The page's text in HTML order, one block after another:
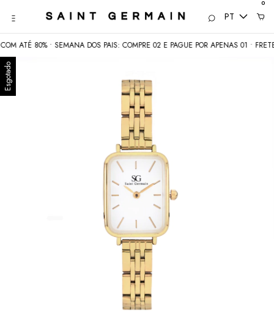
PT
0
80% • SEMANA DOS PAIS: COMPRE 02 E PAGUE POR APENAS 01 • FRETE
Esgotado